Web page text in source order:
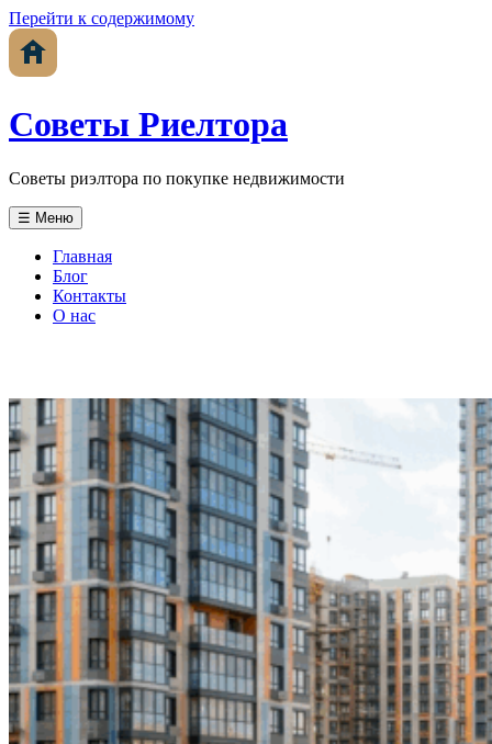
Перейти к содержимому
Советы Риелтора
Советы риэлтора по покупке недвижимости
☰ Меню
Главная
Блог
Контакты
О нас